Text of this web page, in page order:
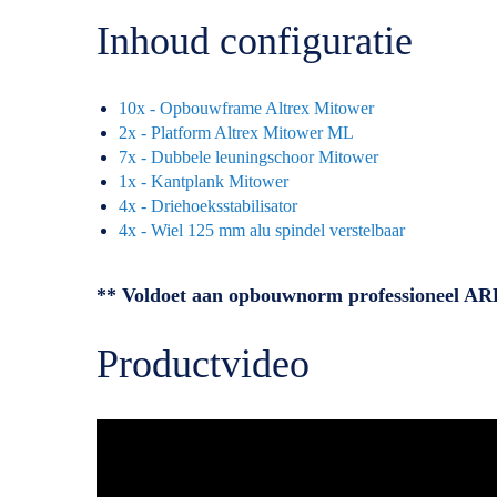
Inhoud configuratie
10x - Opbouwframe Altrex Mitower
2x - Platform Altrex Mitower ML
7x - Dubbele leuningschoor Mitower
1x - Kantplank Mitower
4x - Driehoeksstabilisator
4x - Wiel 125 mm alu spindel verstelbaar
** Voldoet aan opbouwnorm professioneel
Productvideo